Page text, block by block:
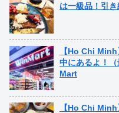
は一級品！引
【Ho Chi
中にあるよ！
Mart
【Ho Chi